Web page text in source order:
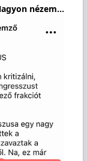
nézem...